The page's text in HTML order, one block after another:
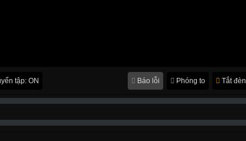
tập: ON Tắt đèn
Phóng to
Báo lỗi